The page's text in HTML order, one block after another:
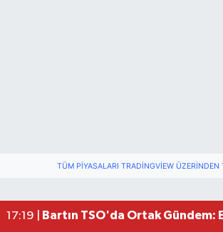
TÜM PIYASALARI TRADINGVIEW ÜZERINDEN
17:19 |
Bartın TSO'da Ortak Gündem: